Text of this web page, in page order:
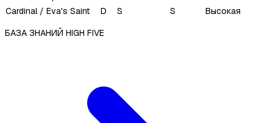
Cardinal / Eva's Saint
D S S
Высокая
БАЗА ЗНАНИЙ HIGH FIVE